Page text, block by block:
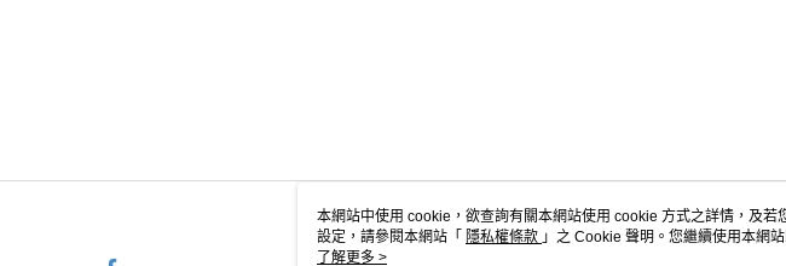
關於我們
本網站中使用 cookie，欲查詢有關本網站使用 cookie 方式之詳情，及
設定，請參閱本網站「 隱私權條款 」之 Cookie 聲明。您繼續使用本網
使用 cookie。
了解更多 >